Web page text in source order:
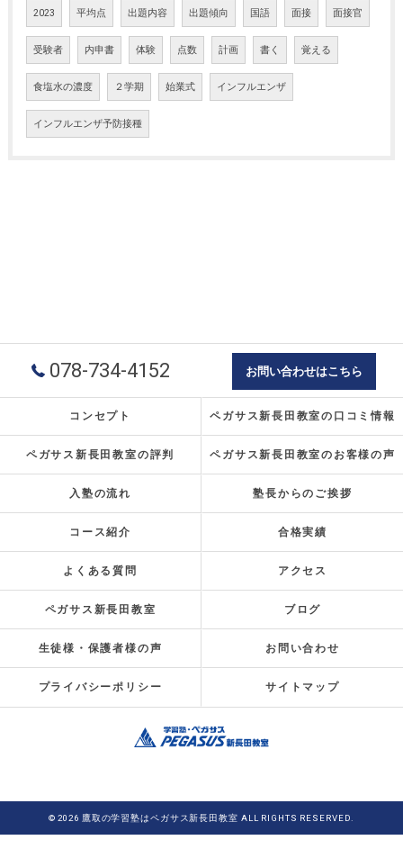
2023 平均点 出題内容 出題傾向 国語 面接 面接官
受験者 内申書 体験 点数 計画 書く 覚える
食塩水の濃度 ２学期 始業式 インフルエンザ
インフルエンザ予防接種
078-734-4152 お問い合わせはこちら
コンセプト ペガサス新長田教室の口コミ情報
ペガサス新長田教室の評判 ペガサス新長田教室のお客様の声
入塾の流れ 塾長からのご挨拶
コース紹介 合格実績
よくある質問 アクセス
ペガサス新長田教室 ブログ
生徒様・保護者様の声 お問い合わせ
プライバシーポリシー サイトマップ
© 2026 鷹取の学習塾はペガサス新長田教室 ALL RIGHTS RESERVED.